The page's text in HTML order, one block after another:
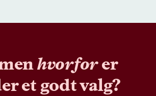
hvorforer
et godt valg?